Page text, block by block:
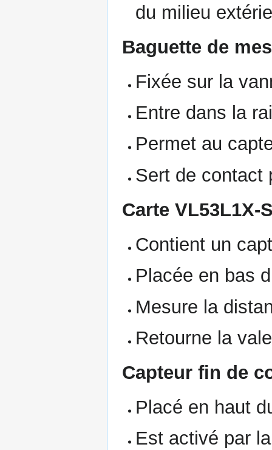
du milieu
Baguette de
Fixée sur la
Entre dans la
Permet au
Sert de contact
Carte VL53L1X-
Contient un
Placée en bas
Mesure la
Retourne la
Capteur fin de
Placé en haut
Est activé par